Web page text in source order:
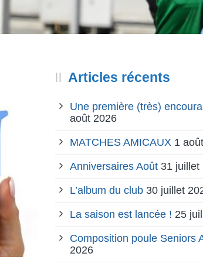
Articles récents
Une première (très)
août 2026
MATCHES AMICAUX 1
Anniversaires Août 31 juillet
L’album du club 30 juillet
La saison est lancée ! 25
Composition poule Seniors
2026